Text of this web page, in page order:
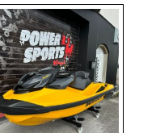
Preis
war:
€ 17.490,00
Aktueller
Preis
ist:
€ 16.380,00.